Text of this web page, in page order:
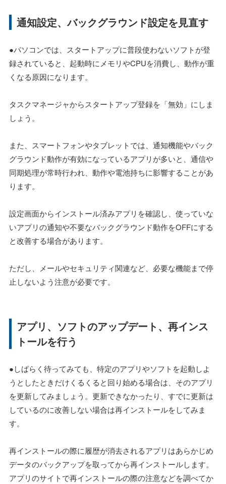
通知設定、バックグラウンド設定を見直す
●パソコンでは、スタートアップに普段使わないソフトが登
録されていると、起動時にメモリやCPUを消費し、動作が重
くなる原因になります。
タスクマネージャからスタートアップ登録を「無効」にしま
しょう。
また、スマートフォンやタブレットでは、通知機能やバック
グラウンド動作が有効になっているアプリが多いと、通信や
同期処理が常時行われ、動作や電池持ちに影響することがあ
ります。
設定画面からインストール済みアプリを確認し、使っていな
いアプリの通知や不要なバックグラウンド動作をOFFにする
と改善する場合があります。
ただし、メールやセキュリティ関連など、必要な機能まで停
止しないよう注意が必要です。
アプリ、ソフトのアップデート、再インス
トールを行う
●しばらく待ってみても、特定のアプリやソフトを起動しよ
うとしたときだけくるくると回り始める場合は、そのアプリ
を更新してみましょう。更新できなかったり、すでに更新は
しているのに改善しない場合は再インストールをしてみま
す。
再インストールの際に履歴が消去されるアプリはあらかじめ
データのバックアップを取ってから再インストールします。
アプリのサイトで再インストールの際の注意などを調べてか